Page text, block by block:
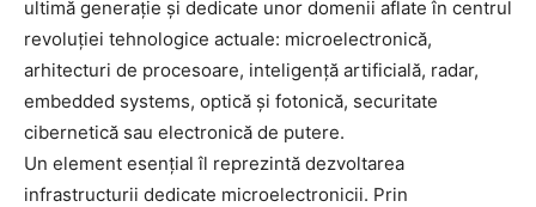
ultimă generație și dedicate unor domenii aflate în centrul
revoluției tehnologice actuale: microelectronică,
arhitecturi de procesoare, inteligență artificială, radar,
embedded systems, optică și fotonică, securitate
cibernetică sau electronică de putere.
Un element esențial îl reprezintă dezvoltarea
infrastructurii dedicate microelectronicii. Prin